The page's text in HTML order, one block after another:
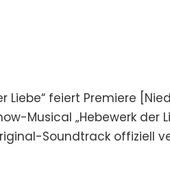
feiert Premiere
Musical „Hebewerk der
Soundtrack offiziell